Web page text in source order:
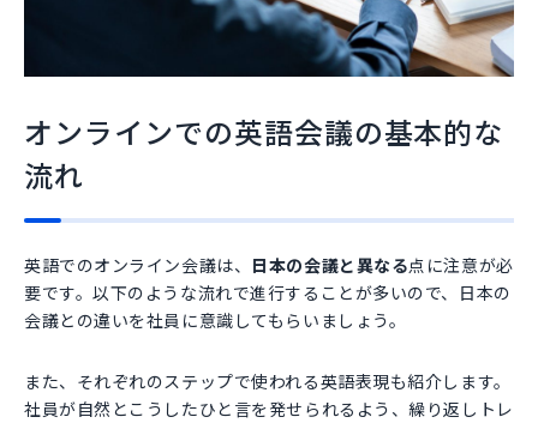
オンラインでの英語会議の基本的な
流れ
英語でのオンライン会議は、 日本の会議と異なる点に注意が必
要です。以下のような流れで進行することが多いので、日本の
会議との違いを社員に意識してもらいましょう。
また、それぞれのステップで使われる英語表現も紹介します。
社員が自然とこうしたひと言を発せられるよう、繰り返しトレ